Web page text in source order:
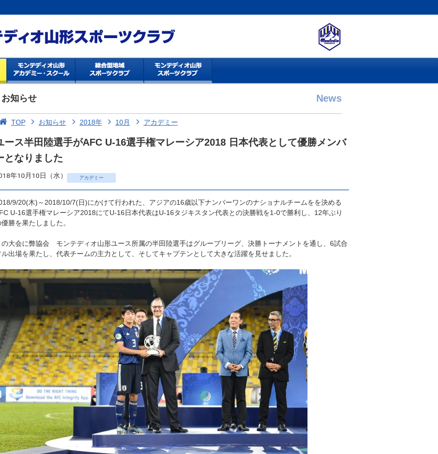
お知らせ News
TOP お知らせ 2018年 10月 アカデミー
ース半田陸選手がAFC U-16選手権マレーシア2018 日本代表として優勝メンバ
となりました
年10月10日（水） アカデミー
9/20(木)～2018/10/7(日)にかけて行われた、アジアの16歳以下ナンバーワンのナショナルチームをを決める
U-16選手権マレーシア2018にてU-16日本代表はU-16タジキスタン代表との決勝戦を1-0で勝利し、12年ぶり
勝を果たしました。
の大会に弊協会 モンテディオ山形ユース所属の半田陸選手はグループリーグ、決勝トーナメントを通し、6試合
ル出場を果たし、代表チームの主力として、そしてキャプテンとして大きな活躍を見せました。